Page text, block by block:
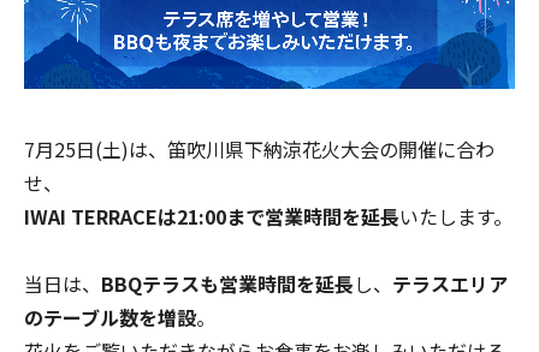
7月25日(土)は、笛吹川県下納涼花火大会の開催に合わ
せ、
IWAI TERRACEは21:00まで営業時間を延長いたします。
当日は、 BBQテラスも営業時間を延長し、 テラスエリア
のテーブル数を増設。